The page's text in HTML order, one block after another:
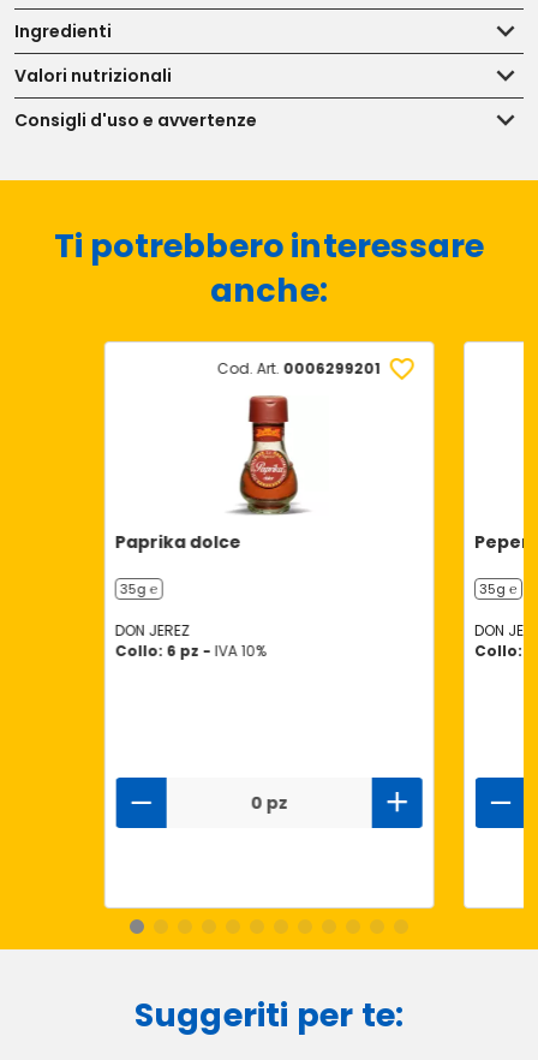
Ingredienti
Valori nutrizionali
Consigli d'uso e avvertenze
Ti potrebbero interessare
anche:
Cod. Art. 0006299201
Paprika dolce
35g ℮
DON JEREZ
Collo: 6 pz - IVA 10%
0 pz
35g ℮
DON
Collo:
Suggeriti per te: